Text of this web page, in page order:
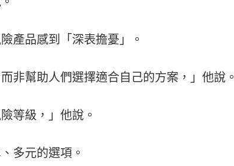
產品感到「深表擔憂」。
非幫助人們選擇適合自己的方案，」他說。
等級，」他說。
多元的選項。